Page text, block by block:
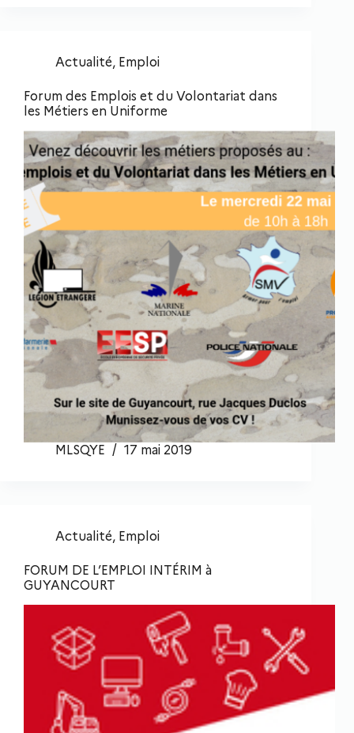
Actualité, Emploi
Forum des Emplois et du Volontariat dans
les Métiers en Uniforme
MLSQYE 17 mai 2019
Actualité, Emploi
FORUM DE L’EMPLOI INTÉRIM à
GUYANCOURT